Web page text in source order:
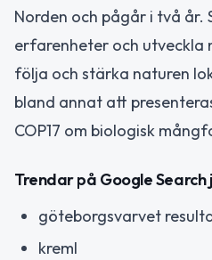
Norden och pågår i två
erfarenheter och
följa och stärka naturen
bland annat att
COP17 om biologisk
Trendar på Google Search
göteborgsvarvet
kreml